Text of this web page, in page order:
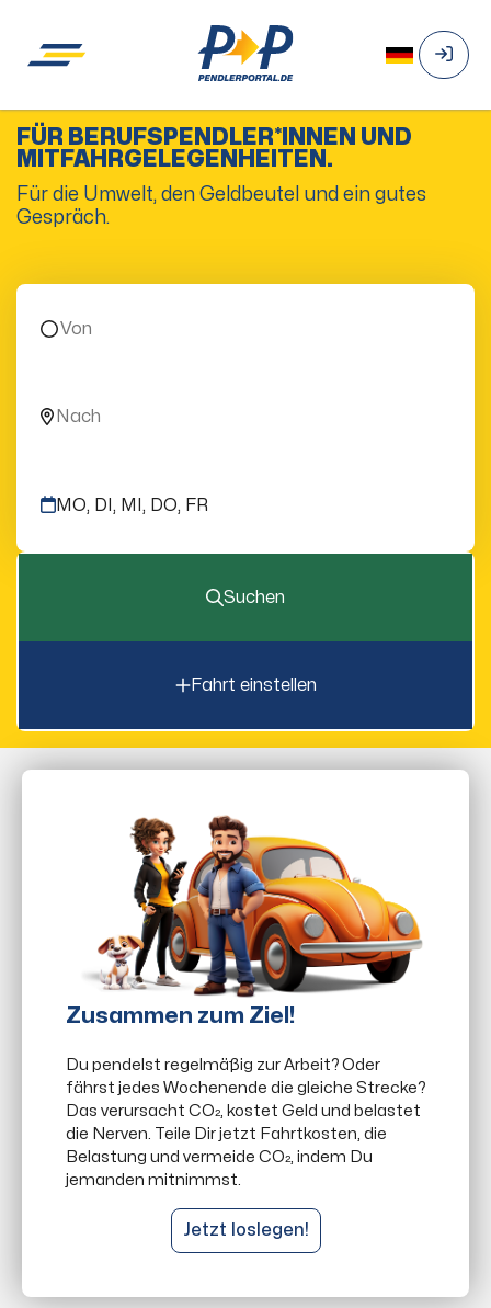
FÜR BERUFSPENDLER*INNEN UND
MITFAHRGELEGENHEITEN.
Für die Umwelt, den Geldbeutel und ein gutes
Gespräch.
MO, DI, MI, DO, FR
Suchen
Fahrt einstellen
Zusammen zum Ziel!
Du pendelst regelmäßig zur Arbeit? Oder
fährst jedes Wochenende die gleiche Strecke?
Das verursacht CO₂, kostet Geld und belastet
die Nerven. Teile Dir jetzt Fahrtkosten, die
Belastung und vermeide CO₂, indem Du
jemanden mitnimmst.
Jetzt loslegen!